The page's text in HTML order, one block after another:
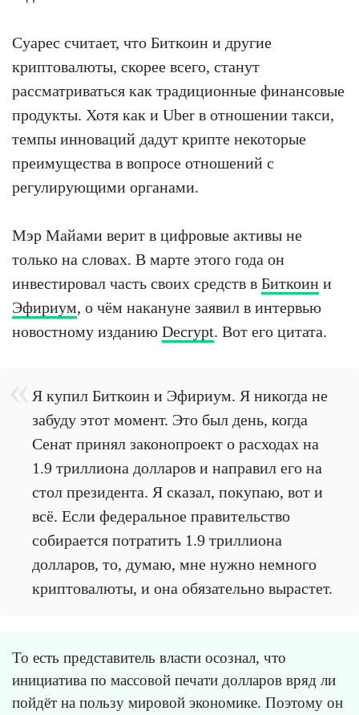
Суарес считает, что Биткоин и другие
криптовалюты, скорее всего, станут
рассматриваться как традиционные финансовые
продукты. Хотя как и Uber в отношении такси,
темпы инноваций дадут крипте некоторые
преимущества в вопросе отношений с
регулирующими органами.
Мэр Майами верит в цифровые активы не
только на словах. В марте этого года он
инвестировал часть своих средств в Биткоин и
Эфириум, о чём накануне заявил в интервью
новостному изданию Decrypt. Вот его цитата.
Я купил Биткоин и Эфириум. Я никогда не
забуду этот момент. Это был день, когда
Сенат принял законопроект о расходах на
1.9 триллиона долларов и направил его на
стол президента. Я сказал, покупаю, вот и
всё. Если федеральное правительство
собирается потратить 1.9 триллиона
долларов, то, думаю, мне нужно немного
криптовалюты, и она обязательно вырастет.
То есть представитель власти осознал, что
инициатива по массовой печати долларов вряд ли
пойдёт на пользу мировой экономике. Поэтому он